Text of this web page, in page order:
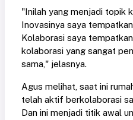
"Inilah yang menjadi topik
Inovasinya saya
Kolaborasi saya
kolaborasi yang sangat
sama," jelasnya.
Agus melihat, saat ini
telah aktif berkolaborasi
Dan ini menjadi titik awal